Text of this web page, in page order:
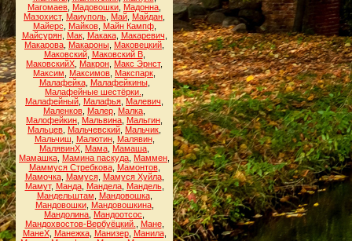
Магомаев Мадовошки Мадонна
Мазохист, Маиуполь Май Майдан
Майерс
Майков, Майн Кампф,
Майсурян, Мак, Макака, Макаревич
Макарова Макароны Маковецкий
Маковский, Маковский В,
МаковскийХ Макрон Макс Эрнст,
Максим
Максимов Макспарк
Малафейка, Малафейкины,
Малафейные шестёрки.
Малафейный Малафья Малевич
Маленков Малер Малка
Малофейкин Мальвина Мальгин
Мальцев Мальчевский Мальчик
Мальчиш
Малютин, Малявин,
МалявинХ Мама Мамаша
Мамашка Мамина паскуда Маммен
Маммуся Стребкова, Мамонтов,
Мамочка, Мамуся, Мамуся Хуйла,
Мамут, Манда, Мандела, Мандель,
Мандельштам
Мандовошка,
Мандовошки, Мандовошкина,
Мандолина Мандоотсос
Мандохвостов-Вербуёцкий.
Мане,
МанеХ, Манежка, Манизер, Манила,